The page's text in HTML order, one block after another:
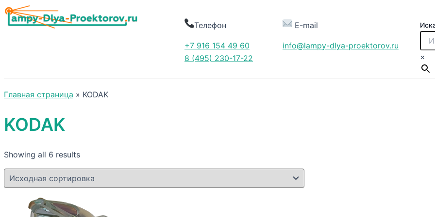
Телефон
+7 916 154 49 60
8 (495) 230-17-22
E-mail
info@lampy-dlya-proektorov.ru
×
Главная страница » KODAK
KODAK
Showing all 6 results